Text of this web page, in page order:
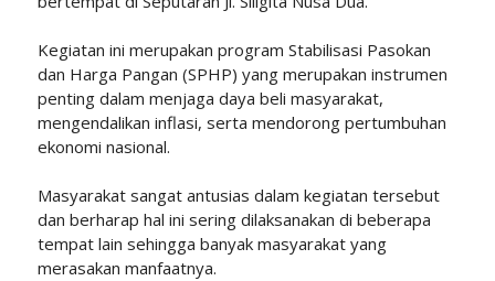
Kegiatan ini merupakan program Stabilisasi Pasokan
dan Harga Pangan (SPHP) yang merupakan instrumen
penting dalam menjaga daya beli masyarakat,
mengendalikan inflasi, serta mendorong pertumbuhan
ekonomi nasional.
Masyarakat sangat antusias dalam kegiatan tersebut
dan berharap hal ini sering dilaksanakan di beberapa
tempat lain sehingga banyak masyarakat yang
merasakan manfaatnya.